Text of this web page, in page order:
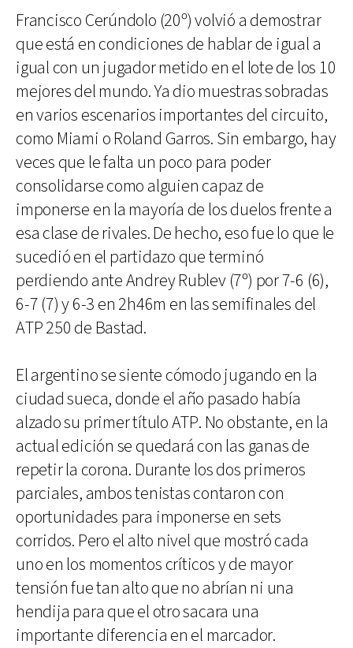
Francisco Cerúndolo (20º) volvió a demostrar
que está en condiciones de hablar de igual a
igual con un jugador metido en el lote de los 10
mejores del mundo. Ya dio muestras sobradas
en varios escenarios importantes del circuito,
como Miami o Roland Garros. Sin embargo, hay
veces que le falta un poco para poder
consolidarse como alguien capaz de
imponerse en la mayoría de los duelos frente a
esa clase de rivales. De hecho, eso fue lo que le
sucedió en el partidazo que terminó
perdiendo ante Andrey Rublev (7º) por 7-6 (6),
6-7 (7) y 6-3 en 2h46m en las semifinales del
ATP 250 de Bastad.
El argentino se siente cómodo jugando en la
ciudad sueca, donde el año pasado había
alzado su primer título ATP. No obstante, en la
actual edición se quedará con las ganas de
repetir la corona. Durante los dos primeros
parciales, ambos tenistas contaron con
oportunidades para imponerse en sets
corridos. Pero el alto nivel que mostró cada
uno en los momentos críticos y de mayor
tensión fue tan alto que no abrían ni una
hendija para que el otro sacara una
importante diferencia en el marcador.